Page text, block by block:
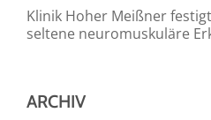
Klinik Hoher Meißner
seltene neuromuskuläre
ARCHIV